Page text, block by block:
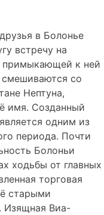
в Болонье
встречу на
примыкающей к ней
со
Нептуна,
имя. Созданный
одним из
периода. Почти
Болоньи
ходьбы от главных
торговая
старыми
Изящная Виа-